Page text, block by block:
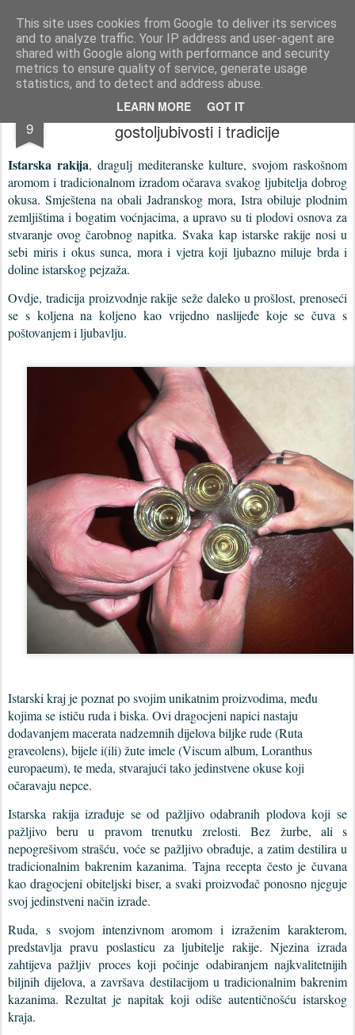
This site uses cookies from Google to deliver its services
and to analyze traffic. Your IP address and user-agent are
shared with Google along with performance and security
metrics to ensure quality of service, generate usage
statistics, and to detect and address abuse.
LEARN MORE GOT IT
Istra photo blog POISTRI.EU © Putopisi | reportaže Istra i Kvarner
Pages
9
Više od pića: Istarska rakija kao simbol
gostoljubivosti i tradicije
Istarska rakija, dragulj mediteranske kulture, svojom raskošnom
aromom i tradicionalnom izradom očarava svakog ljubitelja dobrog
okusa. Smještena na obali Jadranskog mora, Istra obiluje plodnim
zemljištima i bogatim voćnjacima, a upravo su ti plodovi osnova za
stvaranje ovog čarobnog napitka.Svaka kap istarske rakije nosi u
sebi miris i okus sunca, mora i vjetra koji ljubazno miluje brda i
doline istarskog pejzaža.
Ovdje, tradicija proizvodnje rakije seže daleko u prošlost, prenoseći
se s koljena na koljeno kao vrijedno naslijeđe koje se čuva s
poštovanjem i ljubavlju.
Istarski kraj je poznat po svojim unikatnim proizvodima, među
kojima se ističu ruda i biska. Ovi dragocjeni napici nastaju
dodavanjem macerata nadzemnih dijelova biljke rude (Ruta
graveolens), bijele i(ili) žute imele (Viscum album, Loranthus
europaeum), te meda, stvarajući tako jedinstvene okuse koji
očaravaju nepce.
Istarska rakija izrađuje se od pažljivo odabranih plodova koji se
pažljivo beru u pravom trenutku zrelosti. Bez žurbe, ali s
nepogrešivom strašću, voće se pažljivo obrađuje, a zatim destilira u
tradicionalnim bakrenim kazanima. Tajna recepta često je čuvana
kao dragocjeni obiteljski biser, a svaki proizvođač ponosno njeguje
svoj jedinstveni način izrade.
Ruda, s svojom intenzivnom aromom i izraženim karakterom,
predstavlja pravu poslasticu za ljubitelje rakije. Njezina izrada
zahtijeva pažljiv proces koji počinje odabiranjem najkvalitetnijih
biljnih dijelova, a završava destilacijom u tradicionalnim bakrenim
kazanima. Rezultat je napitak koji odiše autentičnošću istarskog
kraja.